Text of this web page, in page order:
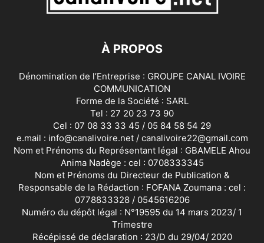
À PROPOS
Dénomination de l’Entreprise : GROUPE CANAL IVOIRE
COMMUNICATION
Forme de la Société : SARL
Tel : 27 20 23 73 90
Cel : 07 08 33 33 45 / 05 84 58 54 29
e.mail : info@canalivoire.net / canalivoire22@gmail.com
Nom et Prénoms du Représentant légal : GBAMELE Ahou
Anima Nadège : cel : 0708333345
Nom et Prénoms du Directeur de Publication &
Responsable de la Rédaction : FOFANA Zoumana : cel :
0778833328 / 0545616206
Numéro du dépôt légal : N°19595 du 14 mars 2023/ 1
Trimestre
Récépissé de déclaration : 23/D du 29/04/ 2020